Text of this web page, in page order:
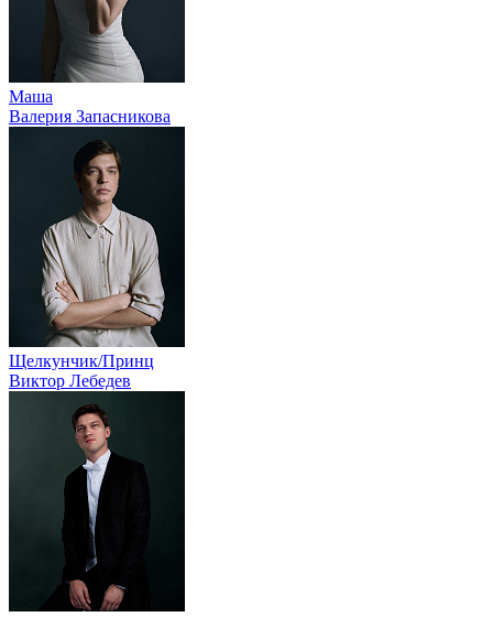
Маша
Валерия Запасникова
Щелкунчик/Принц
Виктор Лебедев